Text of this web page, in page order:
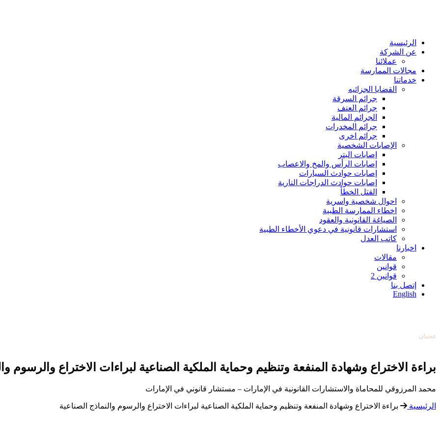
الرئيسية
عن الشركة
عملائنا
مجالات الممارسة
خدماتنا
القضايا الجزائيه
جرائم السرقة
جرائم العنف
الجرائم المالية
جرائم المخدرات
جرائم اخرى
الإصابات الشخصية
إصابات البتر
إصابات الرأس والمخ والاعصاب
إصابات حوادث السيارات
إصابات حوادث الدراجات النارية
القتل الخطأ
احوال شخصية واسرية
اخطاء الممارسة الطبية
الصياغة القانونية والعقود
استشارات قانونية في دعوي الأخطاء الطبية
كاتب العدل
اخبارنا
مقالات
قوانين
قوانين 2
إتصل بنا
English
0097126584004
تواصل معنا
0097126584004
براءة الاختراع وشهادة المنفعة وتنظیم وحمایة الملكیة الصناعیة لبراءات الاختراع والرسوم
محمد المرزوقي للمحاماة والاستشارات القانونية في الإمارات – مستشار قانوني في الإمارات
الرئيسية براءة الاختراع وشهادة المنفعة وتنظیم وحمایة الملكیة الصناعیة لبراءات الاختراع والرسوم والنماذج الصناعیة